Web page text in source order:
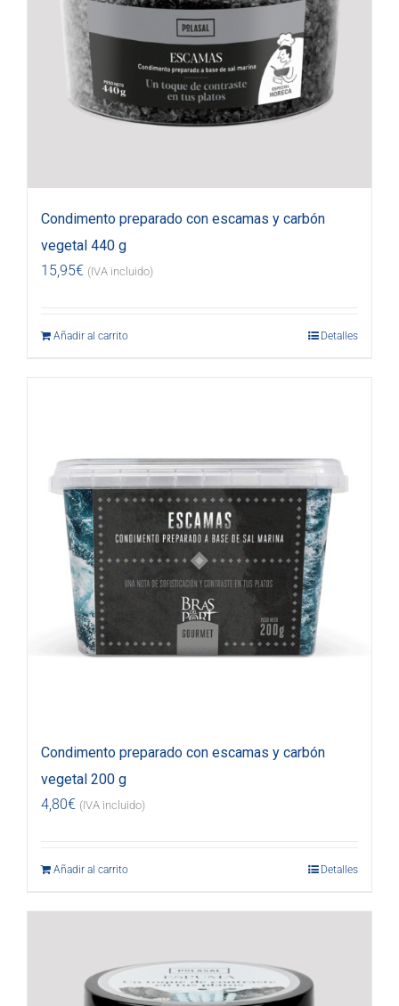
Condimento preparado con escamas y carbón
vegetal 440 g
15,95€ (IVA incluido)
Añadir al carrito Detalles
Condimento preparado con escamas y carbón
vegetal 200 g
4,80€ (IVA incluido)
Añadir al carrito Detalles